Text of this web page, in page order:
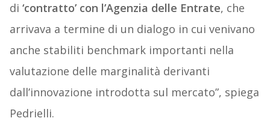
di ‘contratto’ con l’Agenzia delle Entrate, che
arrivava a termine di un dialogo in cui venivano
anche stabiliti benchmark importanti nella
valutazione delle marginalità derivanti
dall’innovazione introdotta sul mercato”, spiega
Pedrielli.